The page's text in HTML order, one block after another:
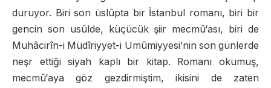
duruyor. Biri son üslûpta bir İstanbul romanı, biri bir
gencin son usûlde, küçücük şiir mecmû‘ası, biri de
Muhâcirîn-i Müdîriyyet-i Umûmiyyesi’nin son günlerde
neşr ettiği siyah kaplı bir kitap. Romanı okumuş,
mecmû‘aya göz gezdirmiştim, ikisini de zaten